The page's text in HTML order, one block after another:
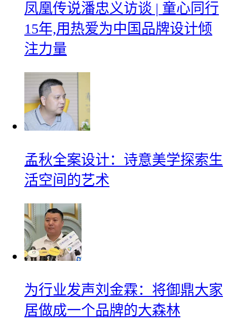
凤凰传说潘忠义访谈 | 童心同行
15年,用热爱为中国品牌设计倾
注力量
孟秋全案设计：诗意美学探索生
活空间的艺术
为行业发声刘金霖：将御鼎大家
居做成一个品牌的大森林